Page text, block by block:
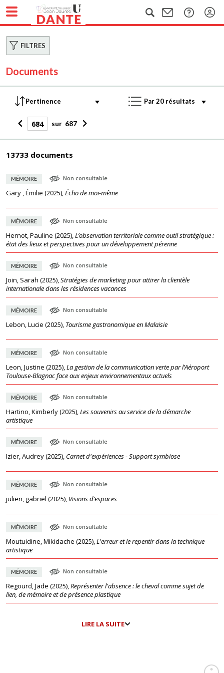
FILTRES
Documents
sur 687
13733 documents
MÉMOIRE Non consultable
Gary , Émilie (2025),Écho de moi-même
MÉMOIRE Non consultable
Hernot, Pauline (2025),L’observation territoriale comme outil stratégique :
état des lieux et perspectives pour un développement pérenne
MÉMOIRE Non consultable
Join, Sarah (2025),Stratégies de marketing pour attirer la clientèle
internationale dans les résidences vacances
MÉMOIRE Non consultable
Lebon, Lucie (2025), Tourisme gastronomique en Malaisie
MÉMOIRE Non consultable
Leon, Justine (2025),La gestion de la communication verte par l’Aéroport
Toulouse-Blagnac face aux enjeux environnementaux actuels
MÉMOIRE Non consultable
Hartino, Kimberly(2025),Les souvenirs au service de la démarche
artistique
MÉMOIRE Non consultable
Izier, Audrey(2025), Carnet d'expériences - Support symbiose
MÉMOIRE Non consultable
julien, gabriel (2025), Visions d’espaces
MÉMOIRE Non consultable
Moutuidine, Mikidache (2025),L'erreur et le repentir dans la technique
artistique
MÉMOIRE Non consultable
Regourd, Jade (2025),Représenter l'absence : le cheval comme sujet de
lien, de mémoire et de présence plastique
LIRE LA SUITE